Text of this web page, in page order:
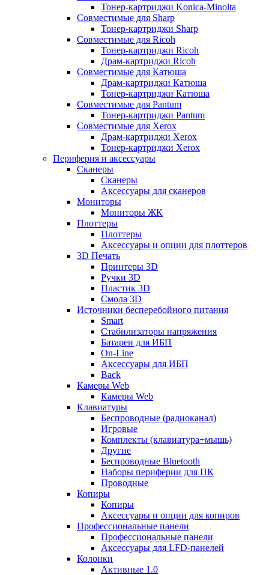
Тонер-картриджи Konica-Minolta
Совместимые для Sharp
Тонер-картриджи Sharp
Совместимые для Ricoh
Тонер-картриджи Ricoh
Драм-картриджи Ricoh
Совместимые для Катюша
Драм-картриджи Катюша
Тонер-картриджи Катюша
Совместимые для Pantum
Тонер-картриджи Pantum
Совместимые для Xerox
Драм-картриджи Xerox
Тонер-картриджи Xerox
Периферия и аксессуары
Сканеры
Сканеры
Аксессуары для сканеров
Мониторы
Мониторы ЖК
Плоттеры
Плоттеры
Аксессуары и опции для плоттеров
3D Печать
Принтеры 3D
Ручки 3D
Пластик 3D
Смола 3D
Источники бесперебойного питания
Smart
Стабилизаторы напряжения
Батареи для ИБП
On-Line
Аксессуары для ИБП
Back
Камеры Web
Камеры Web
Клавиатуры
Беспроводные (радиоканал)
Игровые
Комплекты (клавиатура+мышь)
Другие
Беспроводные Bluetooth
Наборы периферии для ПК
Проводные
Копиры
Копиры
Аксессуары и опции для копиров
Профессиональные панели
Профессиональные панели
Аксессуары для LFD-панелей
Колонки
Активные 1.0